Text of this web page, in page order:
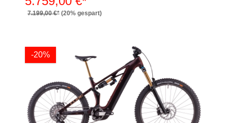
7.199,00 €* (20% gespart)
-20%